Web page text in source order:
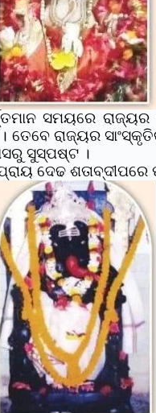
ସମୟରେ ରାଜ୍ୟର
ତେବେ ରାଜ୍ୟର
ସୁସ୍ପଷ୍ଟ ।
ଦେଢ ଶତାବ୍ଦୀପରେ